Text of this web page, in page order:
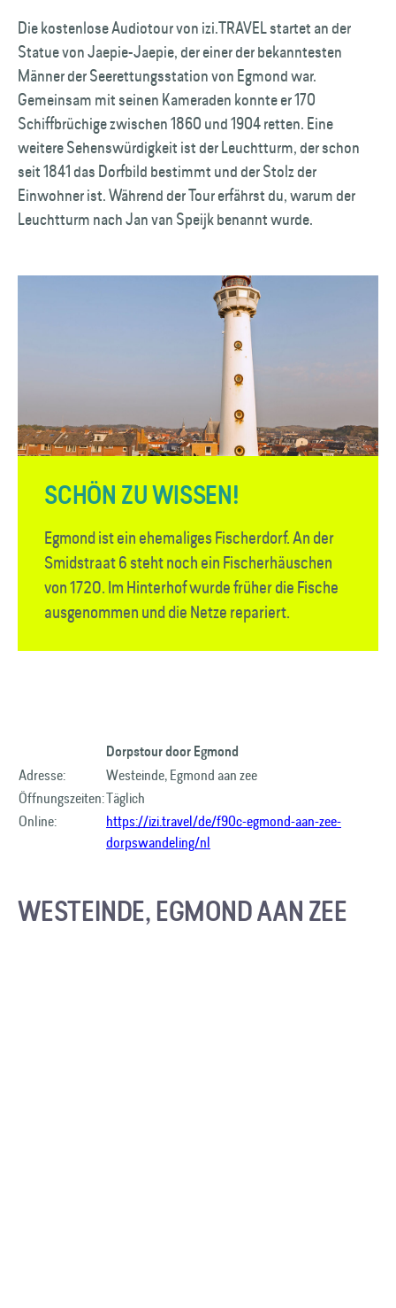
Die kostenlose Audiotour von izi.TRAVEL startet an der
Statue von Jaepie-Jaepie, der einer der bekanntesten
Männer der Seerettungsstation von Egmond war.
Gemeinsam mit seinen Kameraden konnte er 170
Schiffbrüchige zwischen 1860 und 1904 retten. Eine
weitere Sehenswürdigkeit ist der Leuchtturm, der schon
seit 1841 das Dorfbild bestimmt und der Stolz der
Einwohner ist. Während der Tour erfährst du, warum der
Leuchtturm nach Jan van Speijk benannt wurde.
SCHÖN ZU WISSEN!
Egmond ist ein ehemaliges Fischerdorf. An der
Smidstraat 6 steht noch ein Fischerhäuschen
von 1720. Im Hinterhof wurde früher die Fische
ausgenommen und die Netze repariert.
Dorpstour door Egmond
Adresse:
Westeinde, Egmond aan zee
Öffnungszeiten:Täglich
Online:
https://izi.travel/de/f90c-egmond-aan-zee-
dorpswandeling/nl
WESTEINDE, EGMOND AAN ZEE